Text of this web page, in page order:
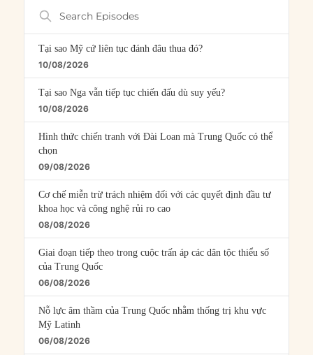
Search
Episodes
Tại sao Mỹ cứ liên tục đánh đâu thua đó?
10/08/2026
Tại sao Nga vẫn tiếp tục chiến đấu dù suy yếu?
10/08/2026
Hình thức chiến tranh với Đài Loan mà Trung Quốc có thể
chọn
09/08/2026
Cơ chế miễn trừ trách nhiệm đối với các quyết định đầu tư
khoa học và công nghệ rủi ro cao
08/08/2026
Giai đoạn tiếp theo trong cuộc trấn áp các dân tộc thiểu số
của Trung Quốc
06/08/2026
Nỗ lực âm thầm của Trung Quốc nhằm thống trị khu vực
Mỹ Latinh
06/08/2026